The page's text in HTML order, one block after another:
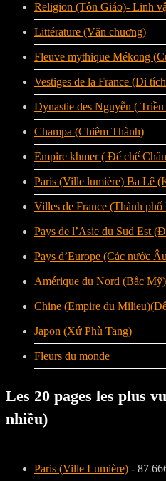
Religion (Tôn Giáo)- Linh
Littérature (Văn chuơng)
Fleuve mythique Mékong
Vestiges de la France (Di
Dynastie des Nguyễn (
Champa (Chiêm Thành)
Empire khmer ( Đế chế
Paris (Ville lumière) Ba Lê
Villes de France (Thành phố
Pays de l’Asie du Sud Est
Pays d’Europe (Các nước
Amérique du Nord (Bắc Mỹ)
Chine (Empire du
Japon (Xứ Phù Tang)
Fleurs du monde
Les 20 pages les plus
nhiều)
Paris (Ville Lumière) - 87